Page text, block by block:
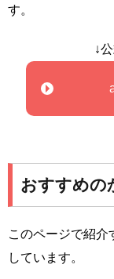
す。
↓
おすすめの
このページで紹介
しています。